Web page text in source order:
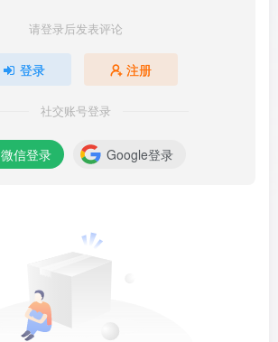
请登录后发表评论
登录 注册
社交账号登录
微信登录 Google登录